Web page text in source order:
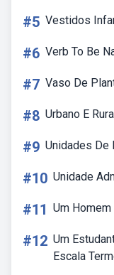
#5 Vestidos
#6 Verb To Be
#7 Vaso De
#8 Urbano E
#9 Unidades De
#10 Unidade
#11 Um Homem
#12 Um
Escala